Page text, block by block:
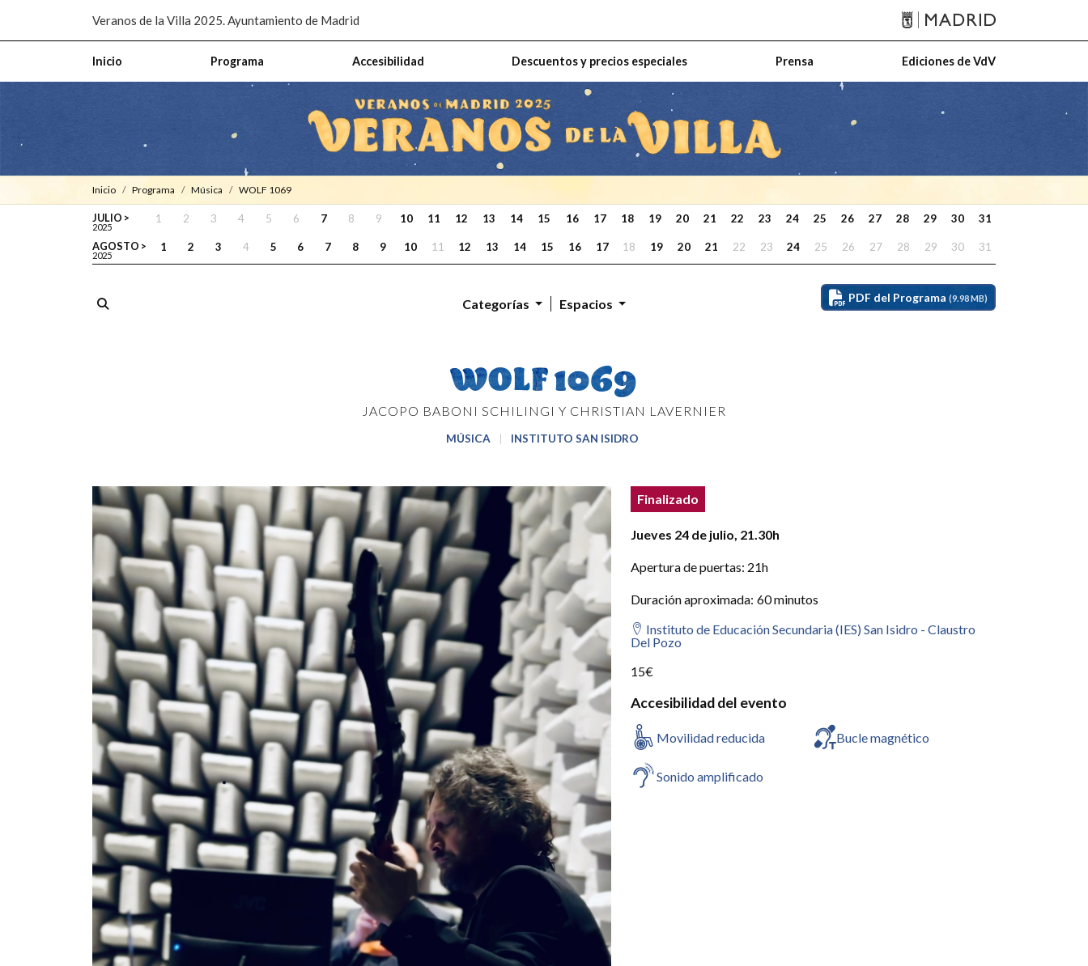
Veranos de la Villa 2025. Ayuntamiento de Madrid
Inicio Programa Accesibilidad Descuentos y precios especiales Prensa Ediciones de VdV
Inicio Programa Música WOLF 1069
JULIO >
2025
1 2 3 4 5 6 7 8 9 10 11 12 13 14 15 16 17 18 19 20 21 22 23 24 25 26 27 28 29 30 31
AGOSTO >
2025
1 2 3 4 5 6 7 8 9 10 11 12 13 14 15 16 17 18 19 20 21 22 23 24 25 26 27 28 29 30 31
Categorías Espacios PDF del Programa (9.98 MB)
WOLF 1069
JACOPO BABONI SCHILINGI Y CHRISTIAN LAVERNIER
MÚSICA INSTITUTO SAN ISIDRO
Estado del evento
Estado:
Finalizado
Detalles del evento
Jueves 24 de julio, 21.30h
Apertura de puertas: 21h
Duración aproximada: 60 minutos
Instituto de Educación Secundaria (IES) San Isidro - Claustro
Del Pozo
15€
Accesibilidad del evento
Movilidad reducida Bucle magnético
Sonido amplificado